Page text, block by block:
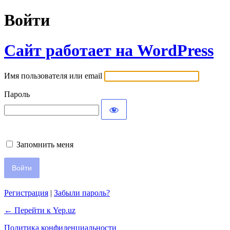
Войти
Сайт работает на WordPress
Имя пользователя или email
Пароль
Запомнить меня
Регистрация | Забыли пароль?
← Перейти к Yep.uz
Политика конфиденциальности